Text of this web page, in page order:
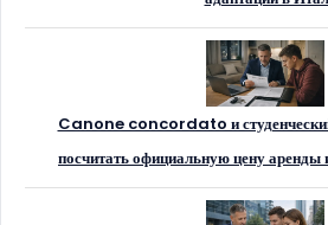
Canone concordato и
посчитать официальную цену аренды